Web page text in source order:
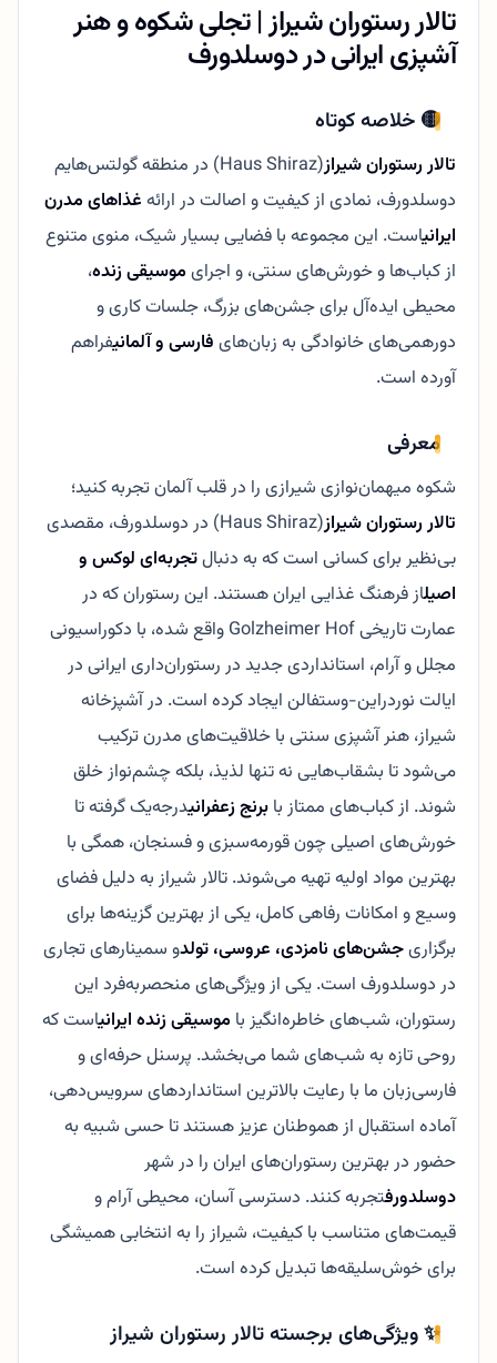
تالار رستوران شیراز | تجلی شکوه و هنر
آشپزی ایرانی در دوسلدورف
🟡 خلاصه کوتاه
تالار رستوران شیراز
(Haus Shiraz) در منطقه گولتس‌هایم
دوسلدورف، نمادی از کیفیت و اصالت در ارائهغذاهای مدرن
ایرانیاست. این مجموعه با فضایی بسیار شیک، منوی متنوع
از کباب‌ها و خورش‌های سنتی، و اجرایموسیقی زنده،
محیطی ایده‌آل برای جشن‌های بزرگ، جلسات کاری و
دورهمی‌های خانوادگی به زبان‌هایفارسی و آلمانیفراهم
آورده است.
معرفی
شکوه میهمان‌نوازی شیرازی را در قلب آلمان تجربه کنید؛
تالار رستوران شیراز
(Haus Shiraz) در دوسلدورف، مقصدی
بی‌نظیر برای کسانی است که به دنبالتجربه‌ای لوکس و
اصیلاز فرهنگ غذایی ایران هستند. این رستوران که در
عمارت تاریخی Golzheimer Hof واقع شده، با دکوراسیونی
مجلل و آرام، استانداردی جدید در رستوران‌داری ایرانی در
ایالت نوردراین-وستفالن ایجاد کرده است. در آشپزخانه
شیراز، هنر آشپزی سنتی با خلاقیت‌های مدرن ترکیب
می‌شود تا بشقاب‌هایی نه تنها لذیذ، بلکه چشم‌نواز خلق
شوند. از کباب‌های ممتاز بابرنج زعفرانیدرجه‌یک گرفته تا
خورش‌های اصیلی چون قورمه‌سبزی و فسنجان، همگی با
بهترین مواد اولیه تهیه می‌شوند. تالار شیراز به دلیل فضای
وسیع و امکانات رفاهی کامل، یکی از بهترین گزینه‌ها برای
برگزاریجشن‌های نامزدی، عروسی، تولدو سمینارهای تجاری
در دوسلدورف است. یکی از ویژگی‌های منحصربه‌فرد این
رستوران، شب‌های خاطره‌انگیز با موسیقی زنده ایرانیاست که
روحی تازه به شب‌های شما می‌بخشد. پرسنل حرفه‌ای و
فارسی‌زبان ما با رعایت بالاترین استانداردهای سرویس‌دهی،
آماده استقبال از هموطنان عزیز هستند تا حسی شبیه به
حضور در بهترین رستوران‌های ایران را در شهر
دوسلدورفتجربه کنند. دسترسی آسان، محیطی آرام و
قیمت‌های متناسب با کیفیت، شیراز را به انتخابی همیشگی
برای خوش‌سلیقه‌ها تبدیل کرده است.
✨ ویژگی‌های برجسته تالار رستوران شیراز